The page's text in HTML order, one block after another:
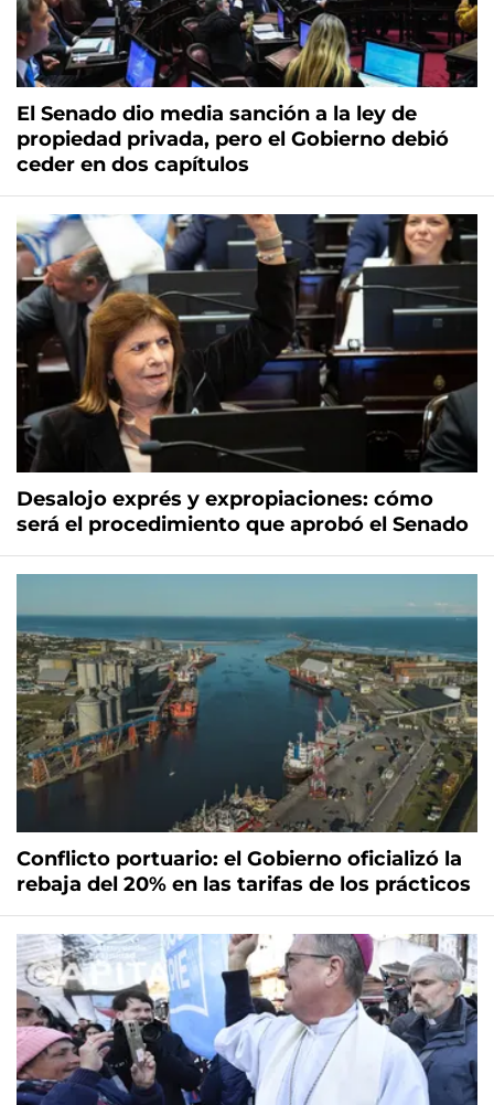
El Senado dio media sanción a la ley de
propiedad privada, pero el Gobierno debió
ceder en dos capítulos
Desalojo exprés y expropiaciones: cómo
será el procedimiento que aprobó el Senado
Conflicto portuario: el Gobierno oficializó la
rebaja del 20% en las tarifas de los prácticos